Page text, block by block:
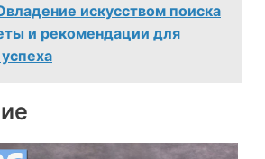
искусством поиска
и рекомендации для